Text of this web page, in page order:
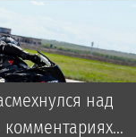
над